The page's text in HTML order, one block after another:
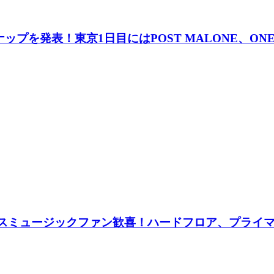
プを発表！東京1日目にはPOST MALONE、
ュージックファン歓喜！ハードフロア、プライ